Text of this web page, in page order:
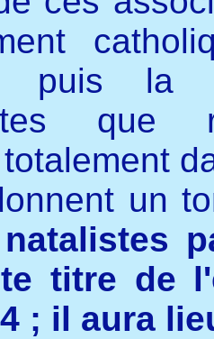
puis
que
un
titre de
; il aura